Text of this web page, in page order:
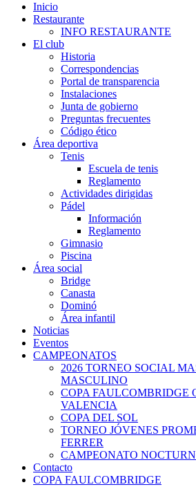
Inicio
Restaurante
INFO RESTAURANTE
El club
Historia
Correspondencias
Portal de transparencia
Instalaciones
Junta de gobierno
Preguntas frecuentes
Código ético
Área deportiva
Tenis
Escuela de tenis
Reglamento
Actividades dirigidas
Pádel
Información
Reglamento
Gimnasio
Piscina
Área social
Bridge
Canasta
Dominó
Área infantil
Noticias
Eventos
CAMPEONATOS
2026 TORNEO SOCIAL
MASCULINO
COPA FAULCOMBRIDGE
VALENCIA
COPA DEL SOL
TORNEO JÓVENES
FERRER
CAMPEONATO
Contacto
COPA FAULCOMBRIDGE